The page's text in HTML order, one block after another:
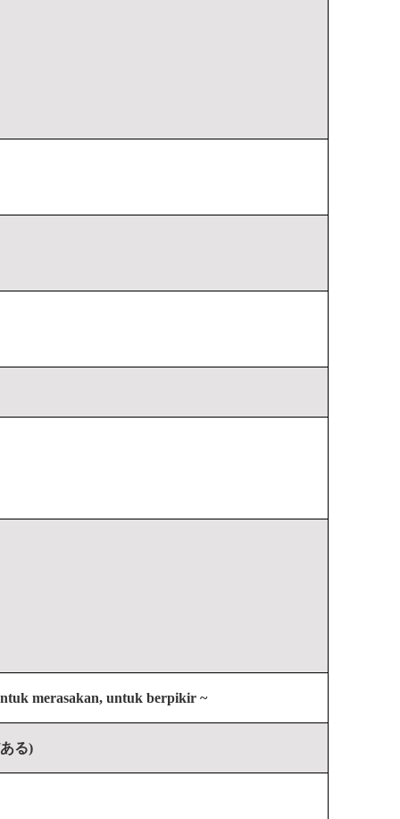
merasakan, untuk berpikir ~
る)